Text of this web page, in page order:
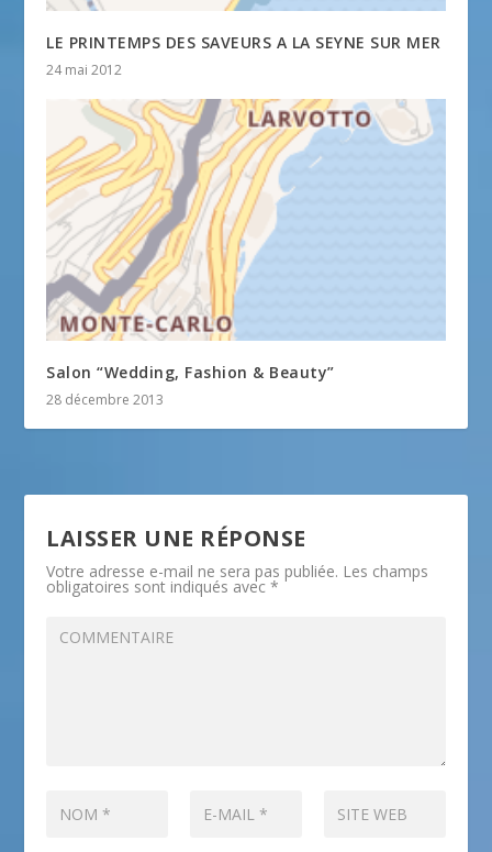
LE PRINTEMPS DES SAVEURS A LA SEYNE SUR MER
24 mai 2012
Salon “Wedding, Fashion & Beauty”
28 décembre 2013
LAISSER UNE RÉPONSE
Votre adresse e-mail ne sera pas publiée. Les champs
obligatoires sont indiqués avec*